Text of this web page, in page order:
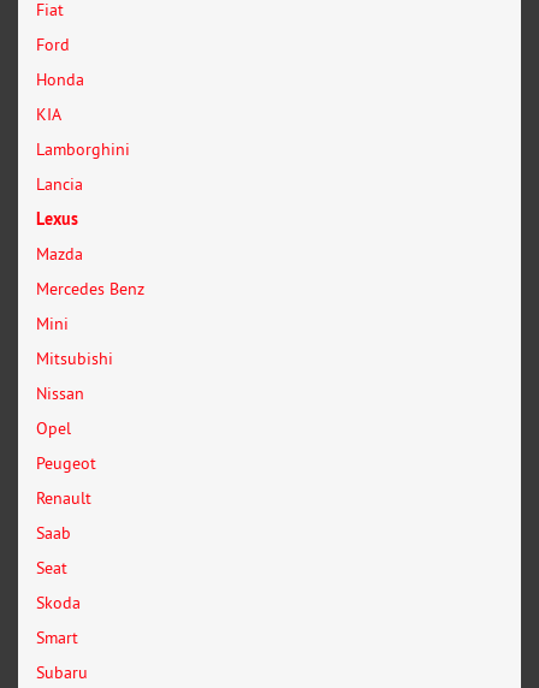
Fiat
Ford
Honda
KIA
Lamborghini
Lancia
Lexus
Mazda
Mercedes Benz
Mini
Mitsubishi
Nissan
Opel
Peugeot
Renault
Saab
Seat
Skoda
Smart
Subaru